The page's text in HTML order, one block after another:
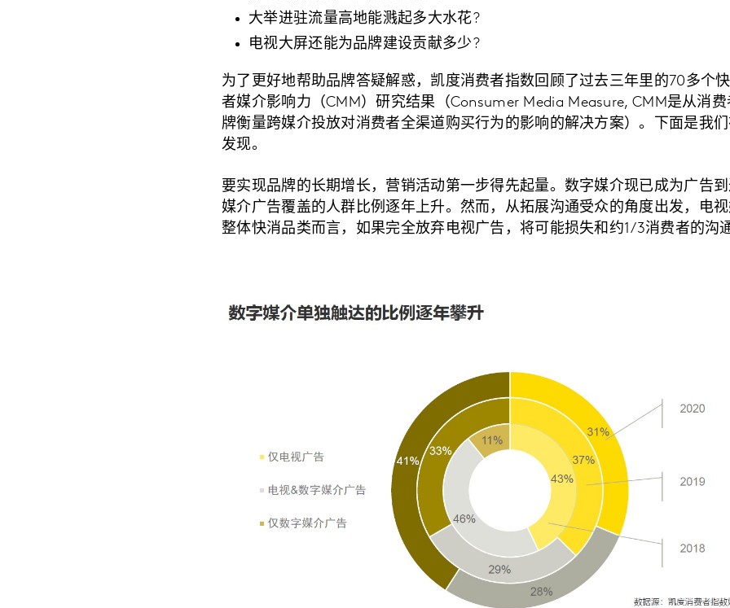
大举进驻流量高地能溅起多大水花?
电视大屏还能为品牌建设贡献多少?
为了更好地帮助品牌答疑解惑，凯度消费者指数回顾了过去三年里的70多个
者媒介影响力（CMM）研究结果（Consumer Media Measure, CMM是从消
牌衡量跨媒介投放对消费者全渠道购买行为的影响的解决方案）。下面是我
发现。
要实现品牌的长期增长，营销活动第一步得先起量。数字媒介现已成为广告
媒介广告覆盖的人群比例逐年上升。然而，从拓展沟通受众的角度出发，电
整体快消品类而言，如果完全放弃电视广告，将可能损失和约1/3消费者的沟